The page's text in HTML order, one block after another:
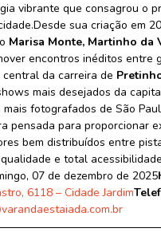
vibrante que consagrou o
sua criação em
Marisa Monte, Martinho da
encontros inéditos entre
da carreira de
mais desejados da
fotografados de São
pensada para proporcionar
bem distribuídos entre
e total
07 de dezembro de 2025
6118 – Cidade Jardim